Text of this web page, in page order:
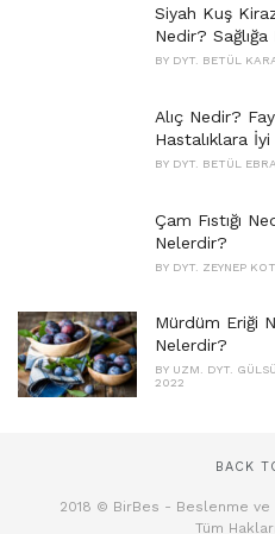
Siyah Kuş
Nedir?
BY DYT. BETÜL
Alıç Nedir?
Hastalıklara
BY DYT. BETÜL
Çam Fıstığı
Nelerdir?
BY DYT. ZEYNEP
Mürdüm Eriği
Nelerdir?
BY UZM. DYT.
2022
BACK
2018 © BirBes - Beslenme
Tüm